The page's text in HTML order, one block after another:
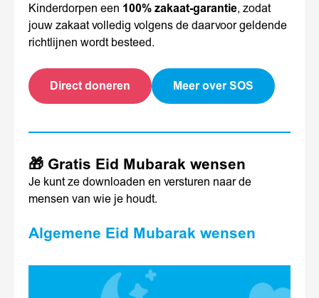
Kinderdorpen een 100% zakaat-garantie, zodat
jouw zakaat volledig volgens de daarvoor geldende
richtlijnen wordt besteed.
Direct doneren Meer over SOS
🎁 Gratis Eid Mubarak wensen
Je kunt ze downloaden en versturen naar de
mensen van wie je houdt.
Algemene Eid Mubarak wensen